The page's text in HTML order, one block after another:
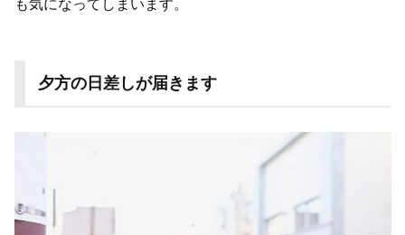
も気になってしまいます。
夕方の日差しが届きます